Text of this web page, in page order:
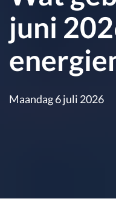
juni
Maandag 6 juli 2026